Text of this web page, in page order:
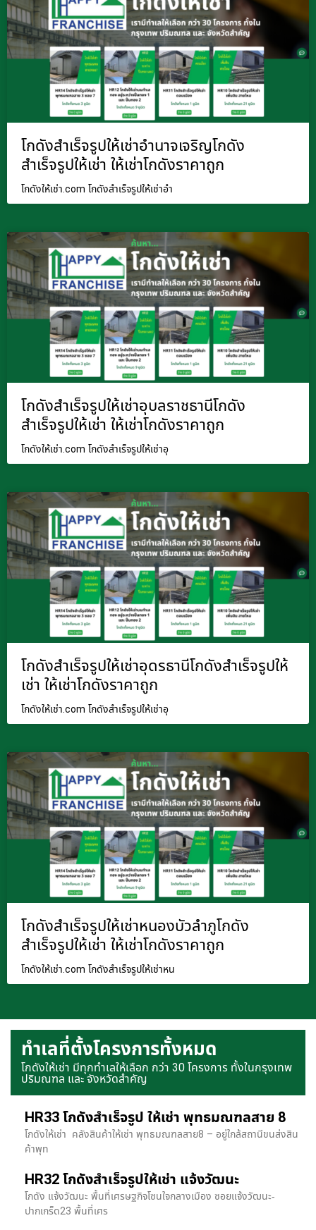
โกดังสำเร็จรูปให้เช่าอำนาจเจริญโกดัง
สำเร็จรูปให้เช่า ให้เช่าโกดังราคาถูก
โกดังให้เช่า.com โกดังสำเร็จรูปให้เช่าอำ
โกดังสำเร็จรูปให้เช่าอุบลราชธานีโกดัง
สำเร็จรูปให้เช่า ให้เช่าโกดังราคาถูก
โกดังให้เช่า.com โกดังสำเร็จรูปให้เช่าอุ
โกดังสำเร็จรูปให้เช่าอุดรธานีโกดังสำเร็จรูปให้
เช่า ให้เช่าโกดังราคาถูก
โกดังให้เช่า.com โกดังสำเร็จรูปให้เช่าอุ
โกดังสำเร็จรูปให้เช่าหนองบัวลำภูโกดัง
สำเร็จรูปให้เช่า ให้เช่าโกดังราคาถูก
โกดังให้เช่า.com โกดังสำเร็จรูปให้เช่าหน
ทำเลที่ตั้งโครงการทั้งหมด
โกดังให้เช่า มีทุกทำเลให้เลือก กว่า 30 โครงการ ทั้งในกรุงเทพ
ปริมณฑล และ จังหวัดสำคัญ
HR33 โกดังสำเร็จรูป ให้เช่า พุทธมณฑลสาย 8
โกดังให้เช่า คลังสินค้าให้เช่า พุทธมณฑลสาย8 – อยู่ใกล้สถานีขนส่งสิน
ค้าพุท
HR32 โกดังสำเร็จรูปให้เช่า แจ้งวัฒนะ
โกดัง แจ้งวัฒนะ พื้นที่เศรษฐกิจโซนใจกลางเมือง ซอยแจ้งวัฒนะ-
ปากเกร็ด23 พื้นที่เศร